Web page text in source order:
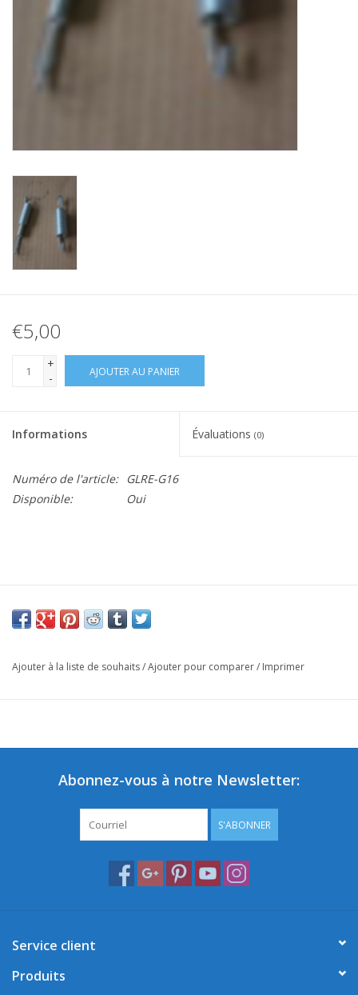
€5,00
+
-
AJOUTER AU PANIER
Informations Évaluations (0)
Numéro de l'article:
GLRE-G16
Disponible:
Oui
Ajouter à la liste de souhaits/Ajouter pour comparer/ Imprimer
Abonnez-vous à notre Newsletter:
S'ABONNER
Service client
Produits